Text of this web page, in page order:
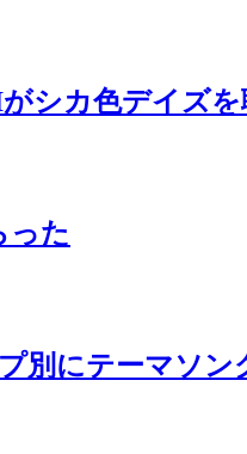
シカ色デイズ
った
別にテーマソン